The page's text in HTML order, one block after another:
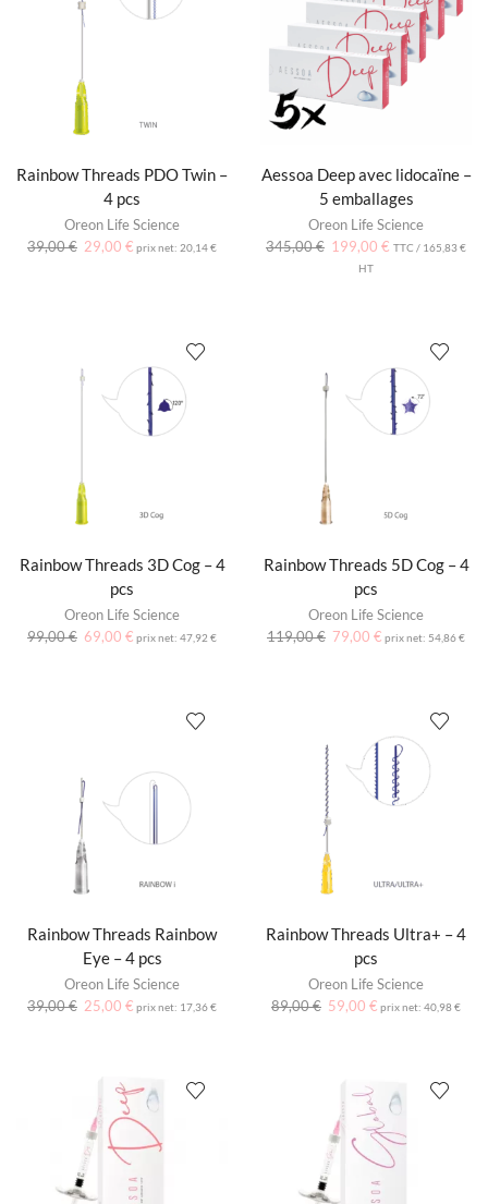
Rainbow Threads PDO Twin –
4 pcs
Oreon Life Science
39,00€ 29,00 € prix net: 20,14€
Aessoa Deep avec lidocaïne –
5 emballages
Oreon Life Science
345,00€ 199,00 € TTC / 165,83€
HT
Rainbow Threads 3D Cog – 4
pcs
Oreon Life Science
99,00€ 69,00 € prix net: 47,92 €
Rainbow Threads 5D Cog – 4
pcs
Oreon Life Science
119,00€ 79,00 € prix net: 54,86€
Rainbow Threads Rainbow
Eye – 4 pcs
Oreon Life Science
39,00€ 25,00 € prix net: 17,36€
Rainbow Threads Ultra+ – 4
pcs
Oreon Life Science
89,00€ 59,00 € prix net: 40,98€